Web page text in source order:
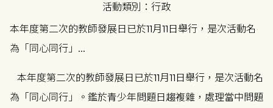
活動類別：行政
本年度第二次的教師發展日已於11月11日舉行，是次活動名
為「同心同行」...
本年度第二次的教師發展日已於11月11日舉行，是次活動名
為「同心同行」。鑑於青少年問題日趨複雜，處理當中問題